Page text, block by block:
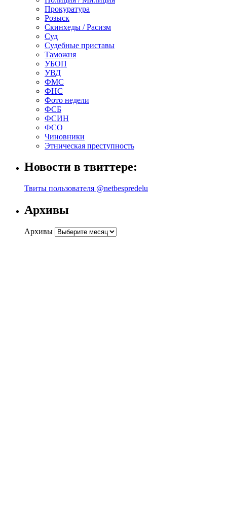
Прокуратура
Розыск
Скинхеды / Расизм
Суд
Судебные приставы
Таможня
УБОП
УВД
ФМС
ФНС
Фото недели
ФСБ
ФСИН
ФСО
Чиновники
Этническая преступность
Новости в твиттере:
Твиты пользователя @netbespredelu
Архивы
Архивы